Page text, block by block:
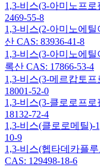
1,3-비스(3-아미노프
2469-55-8
1,3-비스(2-아미노에
산 CAS: 83936-41-8
1,3-비스(3-아미노에
록산 CAS: 17866-53-4
1,3-비스(3-메르캅토
18001-52-0
1,3-비스(3-클로로프
18132-72-4
1,3-비스(클로로메틸)-
10-9
1,3-비스(헵타데카플
CAS: 129498-18-6